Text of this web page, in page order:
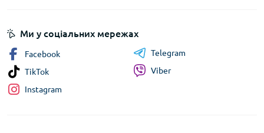
Ми у соціальних мережах
Facebook
TikTok
Instagram
Telegram
Viber